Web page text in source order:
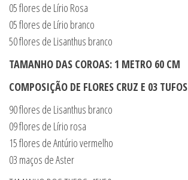
05 flores de Lírio Rosa
05 flores de Lírio branco
50 flores de Lisanthus branco
TAMANHO DAS COROAS: 1 METRO 60 CM
COMPOSIÇÃO DE FLORES CRUZ E 03 TUFOS
90 flores de Lisanthus branco
09 flores de Lírio rosa
15 flores de Antúrio vermelho
03 maços de Aster